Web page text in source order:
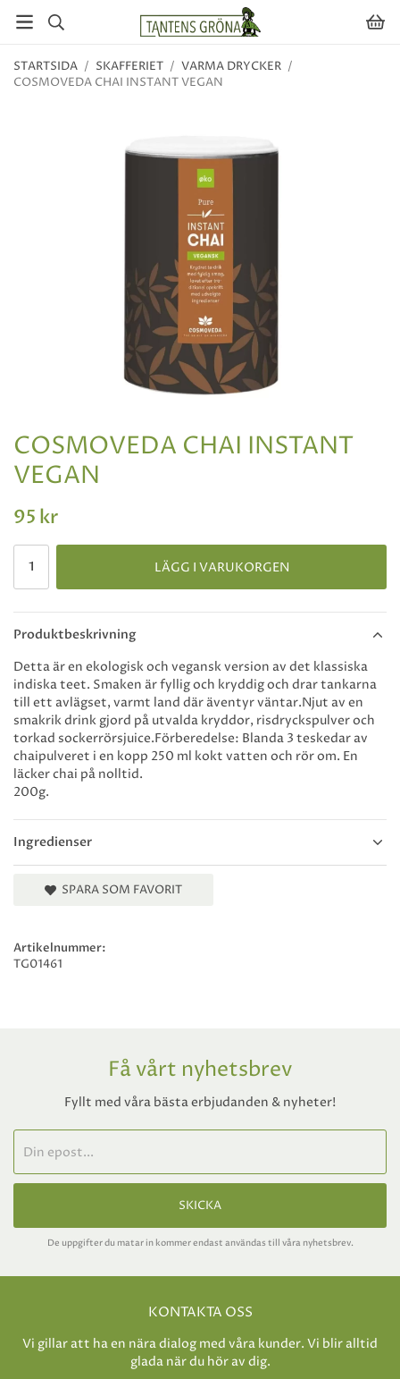
STARTSIDA / SKAFFERIET / VARMA DRYCKER /
COSMOVEDA CHAI INSTANT VEGAN
COSMOVEDA CHAI INSTANT
VEGAN
95 kr
LÄGG I VARUKORGEN
Produktbeskrivning
Ingredienser
Detta är en ekologisk och vegansk version av det klassiska
indiska teet. Smaken är fyllig och kryddig och drar tankarna
till ett avlägset, varmt land där äventyr väntar.Njut av en
smakrik drink gjord på utvalda kryddor, risdryckspulver och
torkad sockerrörsjuice.Förberedelse: Blanda 3 teskedar av
chaipulveret i en kopp 250 ml kokt vatten och rör om. En
läcker chai på nolltid.
200g.
SPARA SOM FAVORIT
Artikelnummer:
TG01461
Få vårt nyhetsbrev
Fyllt med våra bästa erbjudanden & nyheter!
SKICKA
De uppgifter du matar in kommer endast användas till våra nyhetsbrev.
KONTAKTA OSS
Vi gillar att ha en nära dialog med våra kunder. Vi blir alltid
glada när du hör av dig.